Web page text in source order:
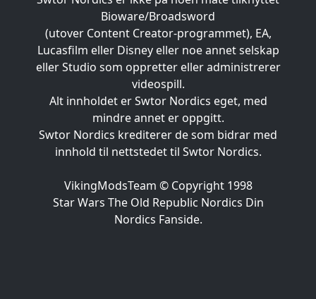
Bioware/Broadsword
(utover Content Creator-programmet), EA,
Lucasfilm eller Disney eller noe annet selskap
eller Studio som oppretter eller administrerer
videospill.
Alt innholdet er Swtor Nordics eget, med
mindre annet er oppgitt.
Swtor Nordics krediterer de som bidrar med
innhold til nettstedet til Swtor Nordics.
VikingModsTeam © Copyright 1998
Star Wars The Old Republic Nordics Din
Nordics Fanside.